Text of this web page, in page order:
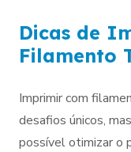
Dicas de
Filamento
Imprimir com
desafios únicos,
possível otimizar o